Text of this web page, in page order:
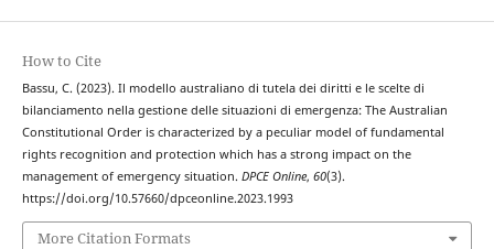
How to Cite
Bassu, C. (2023). Il modello australiano di tutela dei diritti e le scelte di
bilanciamento nella gestione delle situazioni di emergenza: The Australian
Constitutional Order is characterized by a peculiar model of fundamental
rights recognition and protection which has a strong impact on the
management of emergency situation. DPCE Online, 60(3).
https://doi.org/10.57660/dpceonline.2023.1993
More Citation Formats